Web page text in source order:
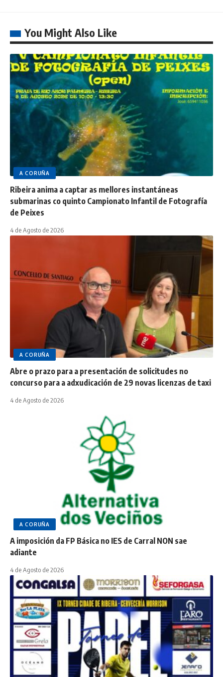
You Might Also Like
A CORUÑA
Ribeira anima a captar as mellores instantáneas
submarinas co quinto Campionato Infantil de Fotografía
de Peixes
4 de Agosto de 2026
A CORUÑA
Abre o prazo para a presentación de solicitudes no
concurso para a adxudicación de 29 novas licenzas de taxi
4 de Agosto de 2026
A CORUÑA
A imposición da FP Básica no IES de Carral NON sae
adiante
4 de Agosto de 2026